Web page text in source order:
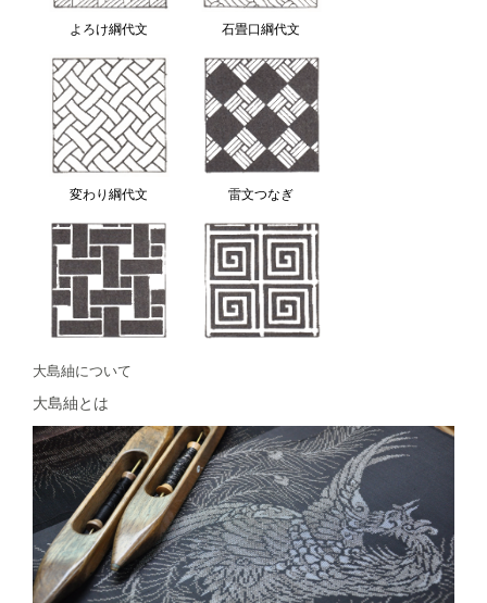
よろけ綱代文 石畳口綱代文
変わり綱代文 雷文つなぎ
大島紬について
大島紬とは